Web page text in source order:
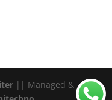
|| Managed &